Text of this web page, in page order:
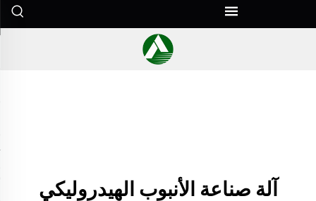
آلة صناعة الأنبوب الهيدروليكي